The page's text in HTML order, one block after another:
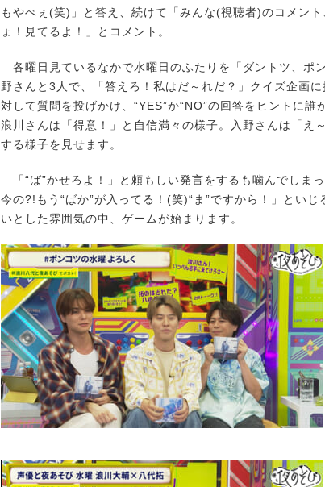
もやべぇ(笑)」と答え、続けて「みんな(視聴者)のコメン
ょ！見てるよ！」とコメント。
各曜日見ているなかで水曜日のふたりを「ダントツ、ポ
野さんと3人で、「答えろ！私はだ～れだ？」クイズ企画
対して質問を投げかけ、“YES”か“NO”の回答をヒントに誰
浪川さんは「得意！」と自信満々の様子。入野さんは「え
する様子を見せます。
「“ば”かせろよ！」と頼もしい発言をするも噛んでしま
今の?!もう“ばか”が入ってる！(笑)“ま”ですから！」とい
いとした雰囲気の中、ゲームが始まります。